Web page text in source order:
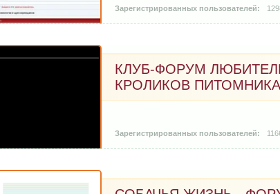
КЛУБ-ФОРУМ
КРОЛИКОВ